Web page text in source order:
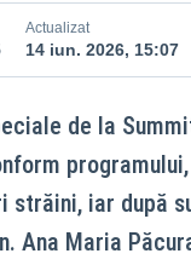
Actualizat
14 iun. 2026, 15:07
de la
străini, iar după
Ana Maria